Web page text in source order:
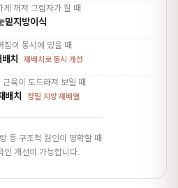
게 꺼져 그림자가 질 때
밑지방이식
짐이 동시에 있을 때
치 재배치로 동시 개선
육이 도드라져 보일 때
배치 정밀 지방 재배열
등 구조적 원인이 명확할 때
인 개선이 가능합니다.